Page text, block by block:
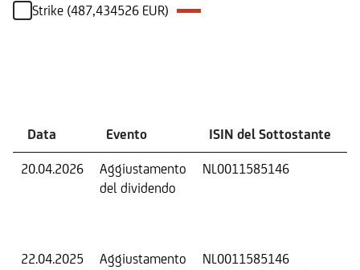
Strike (487,434526 EUR)
Data Evento ISIN del Sottostante
20.04.2026
Aggiustamento
del dividendo
NL0011585146
22.04.2025
Aggiustamento
NL0011585146